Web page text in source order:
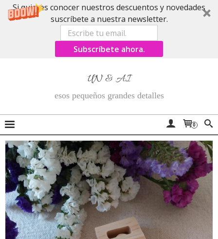
Si quieres conocer nuestros descuentos y novedades
suscríbete a nuestra newsletter.
Subscríbete ahora.
UN & AI
esos pequeños grandes detalles
0